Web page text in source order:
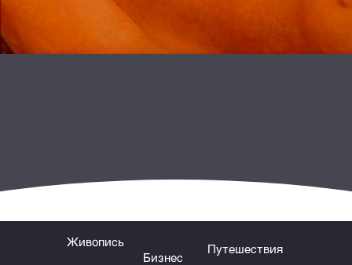
Путешествия
Бизнес
Живопись